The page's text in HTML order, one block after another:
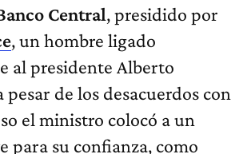
Central, presidido por
, un hombre ligado
al presidente Alberto
pesar de los desacuerdos con
el ministro colocó a un
para su confianza, como